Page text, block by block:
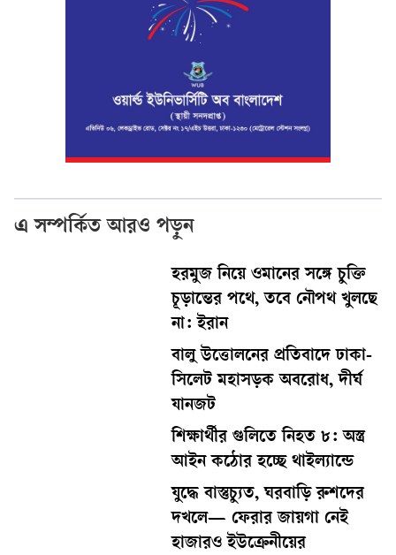
এ সম্পর্কিত আরও পড়ুন
হরমুজ নিয়ে ওমানের সঙ্গে চুক্তি
চূড়ান্তের পথে, তবে নৌপথ খুলছে
না: ইরান
বালু উত্তোলনের প্রতিবাদে ঢাকা-
সিলেট মহাসড়ক অবরোধ, দীর্ঘ
যানজট
শিক্ষার্থীর গুলিতে নিহত ৮: অস্ত্র
আইন কঠোর হচ্ছে থাইল্যান্ডে
যুদ্ধে বাস্তুচ্যুত, ঘরবাড়ি রুশদের
দখলে— ফেরার জায়গা নেই
হাজারও ইউক্রেনীয়ের